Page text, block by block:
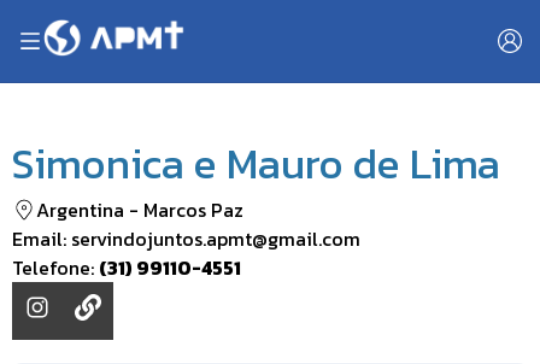
Simonica e Mauro de Lima
Argentina - Marcos Paz
Email: servindojuntos.apmt@gmail.com
Telefone: (31) 99110-4551